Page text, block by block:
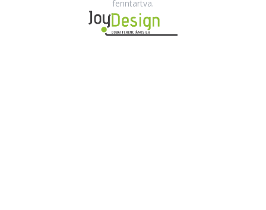
fenntartva.